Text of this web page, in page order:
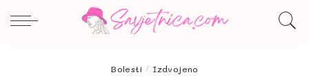
Bolesti Izdvojeno